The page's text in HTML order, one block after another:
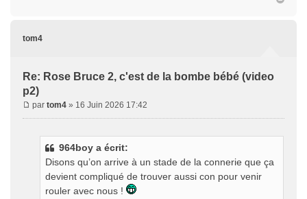
tom4
Re: Rose Bruce 2, c'est de la bombe bébé (video
p2)
par tom4 » 16 Juin 2026 17:42
964boy a écrit:
Disons qu’on arrive à un stade de la connerie que ça
devient compliqué de trouver aussi con pour venir
rouler avec nous !